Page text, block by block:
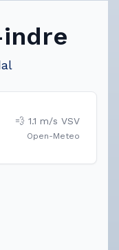
💨 1.1 m/s VSV
Open-Meteo